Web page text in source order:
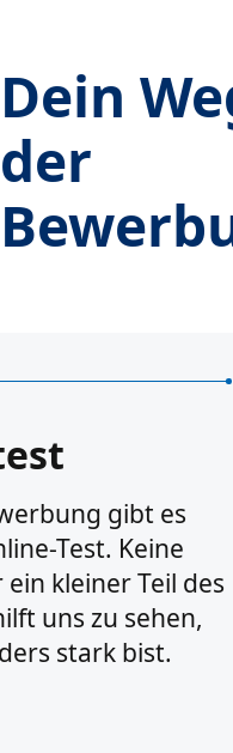
Dein
der
gibt es
Test. Keine
kleiner Teil des
uns zu sehen,
stark bist.